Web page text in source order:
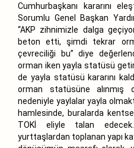
Cumhurbaşkanı kararını
Sorumlu Genel Başkan
“AKP zihnimizle dalga
beton etti, şimdi tekrar
çevreciliği bu” diye
orman iken yayla statüsü
de yayla statüsü kararını
orman statüsüne alınmış
nedeniyle yaylalar yayla
hamlesinde, buralarda
TOKİ eliyle talan
yurttaşlardan toplanan yapı